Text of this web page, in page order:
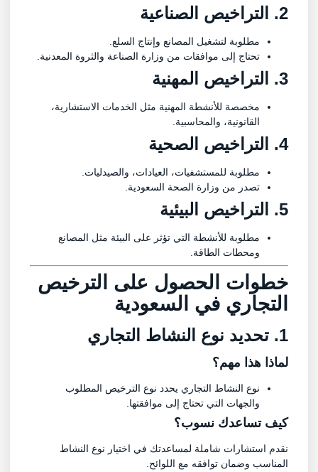
2. التراخيص الصناعية
مطلوبة لتشغيل المصانع وإنتاج السلع.
تحتاج إلى موافقات من وزارة الصناعة والثروة المعدنية.
3. التراخيص المهنية
مخصصة للأنشطة المهنية مثل الخدمات الاستشارية،
القانونية، والمحاسبية.
4. التراخيص الصحية
مطلوبة للمستشفيات، العيادات، والصيدليات.
تصدر من وزارة الصحة السعودية.
5. التراخيص البيئية
مطلوبة للأنشطة التي تؤثر على البيئة مثل المصانع
ومحطات الطاقة.
خطوات الحصول على الترخيص
التجاري في السعودية
1. تحديد نوع النشاط التجاري
لماذا هذا مهم؟
نوع النشاط التجاري يحدد نوع الترخيص المطلوب
والجهات التي تحتاج إلى موافقتها.
كيف تساعدك نسوب؟
نقدم استشارات شاملة لمساعدتك في اختيار نوع النشاط
المناسب وضمان توافقه مع اللوائح.